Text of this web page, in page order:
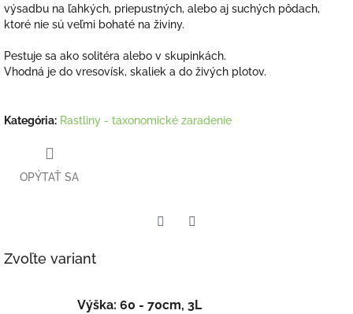
výsadbu na ľahkých, priepustných, alebo aj suchých pôdach,
ktoré nie sú veľmi bohaté na živiny.
Pestuje sa ako solitéra alebo v skupinkách.
Vhodná je do vresovísk, skaliek a do živých plotov.
Kategória: Rastliny - taxonomické zaradenie
OPÝTAŤ SA
Zvoľte variant
Výška: 60 - 70cm, 3L